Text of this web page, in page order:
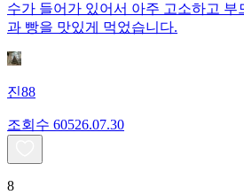
수가 들어가 있어서 아주 고소하고 부
과 빵을 맛있게 먹었습니다.
진88
조회수 60526.07.30
8